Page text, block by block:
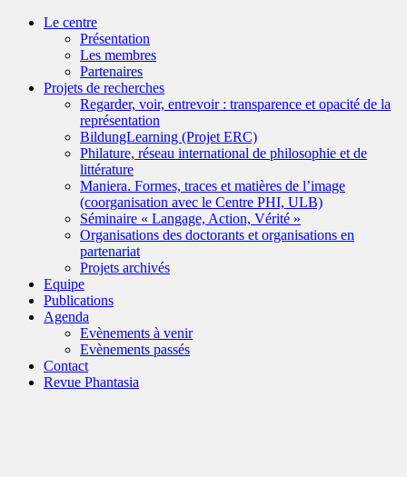
Le centre
Présentation
Les membres
Partenaires
Projets de recherches
Regarder, voir, entrevoir : transparence et opacité de la
représentation
BildungLearning (Projet ERC)
Philature, réseau international de philosophie et de
littérature
Maniera. Formes, traces et matières de l’image
(coorganisation avec le Centre PHI, ULB)
Séminaire « Langage, Action, Vérité »
Organisations des doctorants et organisations en
partenariat
Projets archivés
Equipe
Publications
Agenda
Evènements à venir
Evènements passés
Contact
Revue Phantasia